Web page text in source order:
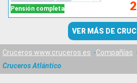
Pensión completa
VER MÁS DE
Cruceros www.cruceros.es Compañías
Cruceros Atlántico